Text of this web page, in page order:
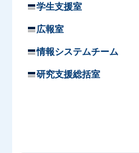
学生支援室
広報室
情報システムチーム
研究支援総括室